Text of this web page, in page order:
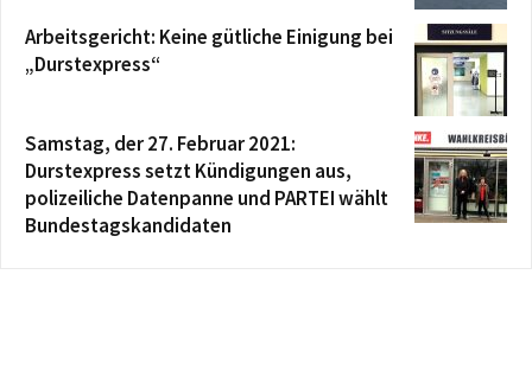
Arbeitsgericht: Keine gütliche Einigung bei
„Durstexpress“
Samstag, der 27. Februar 2021:
Durstexpress setzt Kündigungen aus,
polizeiliche Datenpanne und PARTEI wählt
Bundestagskandidaten